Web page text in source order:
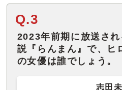
Q.3
2023年前期に放送さ
説『らんまん』で、ヒ
の女優は誰でしょう。
志田